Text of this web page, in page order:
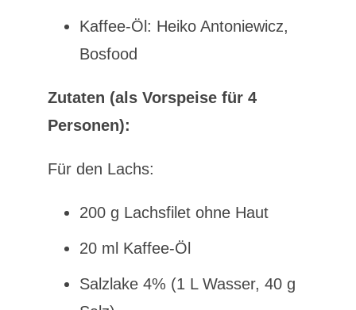
Kaffee-Öl: Heiko Antoniewicz,
Bosfood
Zutaten (als Vorspeise für 4
Personen):
Für den Lachs:
200 g Lachsfilet ohne Haut
20 ml Kaffee-Öl
Salzlake 4% (1 L Wasser, 40 g